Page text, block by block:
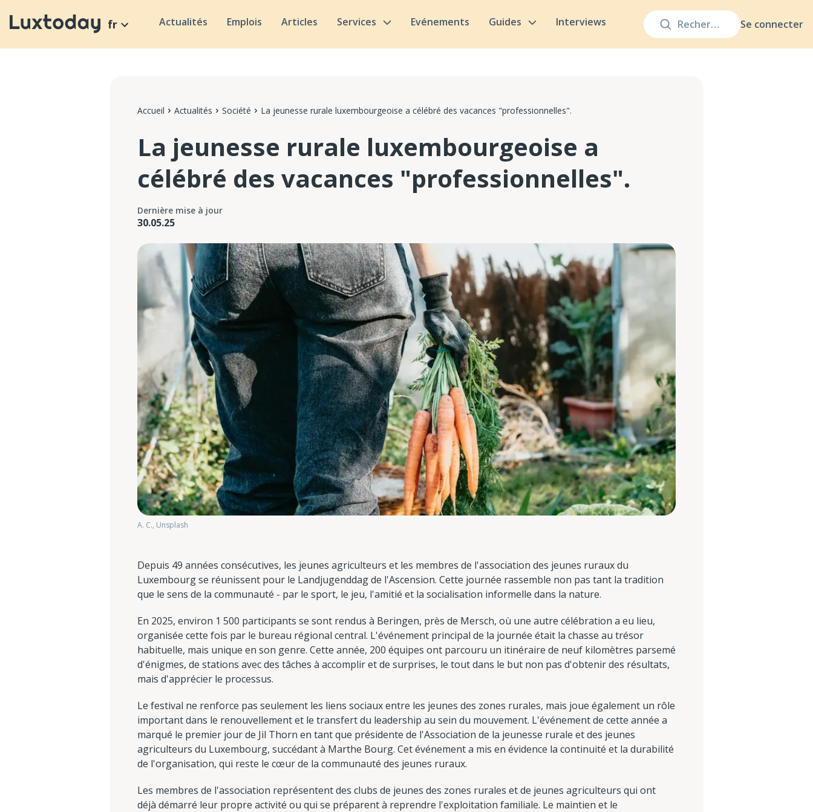
Se connecter
fr Actualités Emplois Articles Services Evénements Guides Interviews
Accueil Actualités Société La jeunesse rurale luxembourgeoise a célébré des vacances "professionnelles".
La jeunesse rurale luxembourgeoise a
célébré des vacances "professionnelles".
Dernière mise à jour
30.05.25
A. C., Unsplash
Depuis 49 années consécutives, les jeunes agriculteurs et les membres de l'association des jeunes ruraux du
Luxembourg se réunissent pour le Landjugenddag de l'Ascension. Cette journée rassemble non pas tant la tradition
que le sens de la communauté - par le sport, le jeu, l'amitié et la socialisation informelle dans la nature.
En 2025, environ 1 500 participants se sont rendus à Beringen, près de Mersch, où une autre célébration a eu lieu,
organisée cette fois par le bureau régional central. L'événement principal de la journée était la chasse au trésor
habituelle, mais unique en son genre. Cette année, 200 équipes ont parcouru un itinéraire de neuf kilomètres parsemé
d'énigmes, de stations avec des tâches à accomplir et de surprises, le tout dans le but non pas d'obtenir des résultats,
mais d'apprécier le processus.
Le festival ne renforce pas seulement les liens sociaux entre les jeunes des zones rurales, mais joue également un rôle
important dans le renouvellement et le transfert du leadership au sein du mouvement. L'événement de cette année a
marqué le premier jour de Jil Thorn en tant que présidente de l'Association de la jeunesse rurale et des jeunes
agriculteurs du Luxembourg, succédant à Marthe Bourg. Cet événement a mis en évidence la continuité et la durabilité
de l'organisation, qui reste le cœur de la communauté des jeunes ruraux.
Les membres de l'association représentent des clubs de jeunes des zones rurales et de jeunes agriculteurs qui ont
déjà démarré leur propre activité ou qui se préparent à reprendre l'exploitation familiale. Le maintien et le